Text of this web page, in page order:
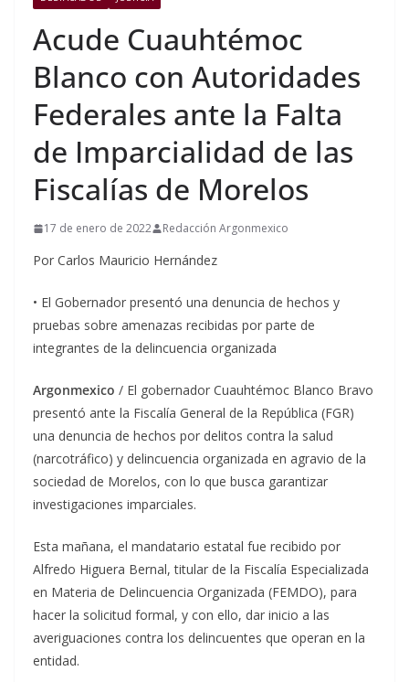
Acude Cuauhtémoc
Blanco con Autoridades
Federales ante la Falta
de Imparcialidad de las
Fiscalías de Morelos
17 de enero de 2022 Redacción Argonmexico
Por Carlos Mauricio Hernández
• El Gobernador presentó una denuncia de hechos y
pruebas sobre amenazas recibidas por parte de
integrantes de la delincuencia organizada
Argonmexico / El gobernador Cuauhtémoc Blanco Bravo
presentó ante la Fiscalía General de la República (FGR)
una denuncia de hechos por delitos contra la salud
(narcotráfico) y delincuencia organizada en agravio de la
sociedad de Morelos, con lo que busca garantizar
investigaciones imparciales.
Esta mañana, el mandatario estatal fue recibido por
Alfredo Higuera Bernal, titular de la Fiscalía Especializada
en Materia de Delincuencia Organizada (FEMDO), para
hacer la solicitud formal, y con ello, dar inicio a las
averiguaciones contra los delincuentes que operan en la
entidad.